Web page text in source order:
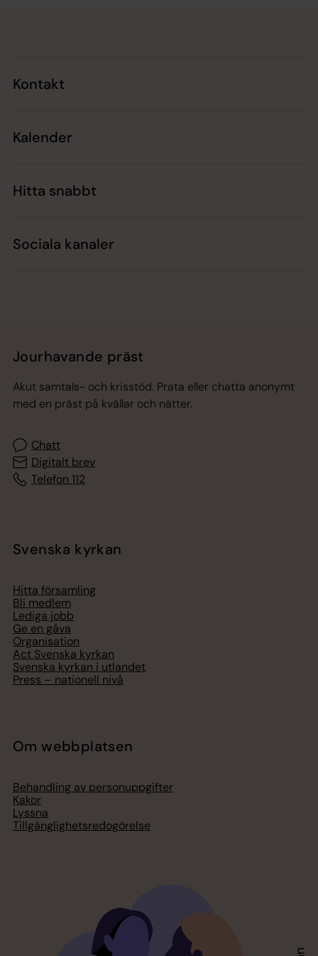
Kontakt
Kalender
Hitta snabbt
Sociala kanaler
Jourhavande präst
Akut samtals- och krisstöd. Prata eller chatta anonymt
med en präst på kvällar och nätter.
Chatt
Digitalt brev
Telefon 112
Svenska kyrkan
Hitta församling
Bli medlem
Lediga jobb
Ge en gåva
Organisation
Act Svenska kyrkan
Svenska kyrkan i utlandet
Press – nationell nivå
Om webbplatsen
Behandling av personuppgifter
Kakor
Lyssna
Tillgänglighetsredogörelse